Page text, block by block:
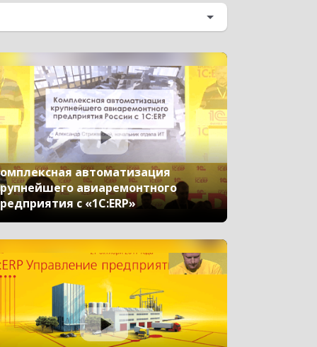
Пищевая промышленность
персонала Мобильное приложение
1С-ЭДО Крупному бизнесу
Мотивация сотрудников
1С:Фреш
учет Отраслевые решения
обучение
сотрудников
автоматизация
авиаремонтного
с «1С:ERP»